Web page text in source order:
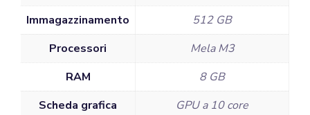
Immagazzinamento
512 GB
Processori
Mela M3
RAM
8 GB
Scheda grafica
GPU a 10 core